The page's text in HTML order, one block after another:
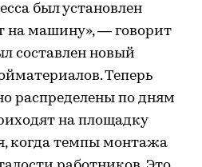
был установлен
на машину», — говорит
составлен новый
Теперь
распределены по дням
на площадку
когда темпы монтажа